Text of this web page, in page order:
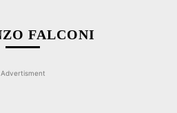
FALCONI
Advertisment